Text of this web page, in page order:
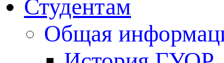
Студентам
Общая